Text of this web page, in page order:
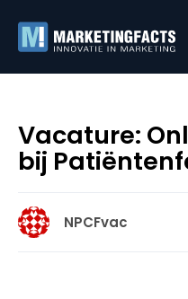
Vacature:
bij
NPCFvac